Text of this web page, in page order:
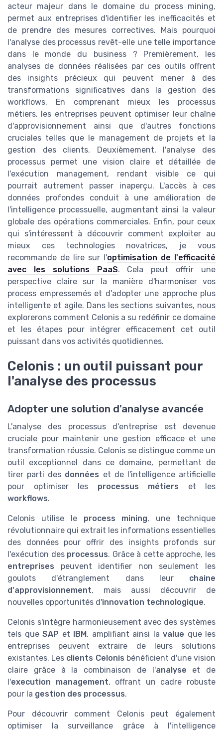
acteur majeur dans le domaine du process mining,
permet aux entreprises d'identifier les inefficacités et
de prendre des mesures correctives. Mais pourquoi
l'analyse des processus revêt-elle une telle importance
dans le monde du business ? Premièrement, les
analyses de données réalisées par ces outils offrent
des insights précieux qui peuvent mener à des
transformations significatives dans la gestion des
workflows. En comprenant mieux les processus
métiers, les entreprises peuvent optimiser leur chaîne
d'approvisionnement ainsi que d'autres fonctions
cruciales telles que le management de projets et la
gestion des clients. Deuxièmement, l'analyse des
processus permet une vision claire et détaillée de
l'exécution management, rendant visible ce qui
pourrait autrement passer inaperçu. L'accès à ces
données profondes conduit à une amélioration de
l'intelligence processuelle, augmentant ainsi la valeur
globale des opérations commerciales. Enfin, pour ceux
qui s'intéressent à découvrir comment exploiter au
mieux ces technologies novatrices, je vous
recommande de lire sur l'optimisation de l'efficacité
avec les solutions PaaS. Cela peut offrir une
perspective claire sur la manière d'harmoniser vos
process empressemés et d'adopter une approche plus
intelligente et agile. Dans les sections suivantes, nous
explorerons comment Celonis a su redéfinir ce domaine
et les étapes pour intégrer efficacement cet outil
puissant dans vos activités quotidiennes.
Celonis : un outil puissant pour
l'analyse des processus
Adopter une solution d'analyse avancée
L'analyse des processus d'entreprise est devenue
cruciale pour maintenir une gestion efficace et une
transformation réussie. Celonis se distingue comme un
outil exceptionnel dans ce domaine, permettant de
tirer parti des données et de l'intelligence artificielle
pour optimiser les processus métiers et les
workflows.
Celonis utilise le process mining, une technique
révolutionnaire qui extrait les informations essentielles
des données pour offrir des insights profonds sur
l'exécution des processus. Grâce à cette approche, les
entreprises peuvent identifier non seulement les
goulots d'étranglement dans leur chaine
d'approvisionnement, mais aussi découvrir de
nouvelles opportunités d'innovation technologique.
Celonis s'intègre harmonieusement avec des systèmes
tels que SAP et IBM , amplifiant ainsi la value que les
entreprises peuvent extraire de leurs solutions
existantes. Les clients Celonis bénéficient d'une vision
claire grâce à la combinaison de l'analyse et de
l'execution management, offrant un cadre robuste
pour la gestion des processus.
Pour découvrir comment Celonis peut également
optimiser la surveillance grâce à l'intelligence